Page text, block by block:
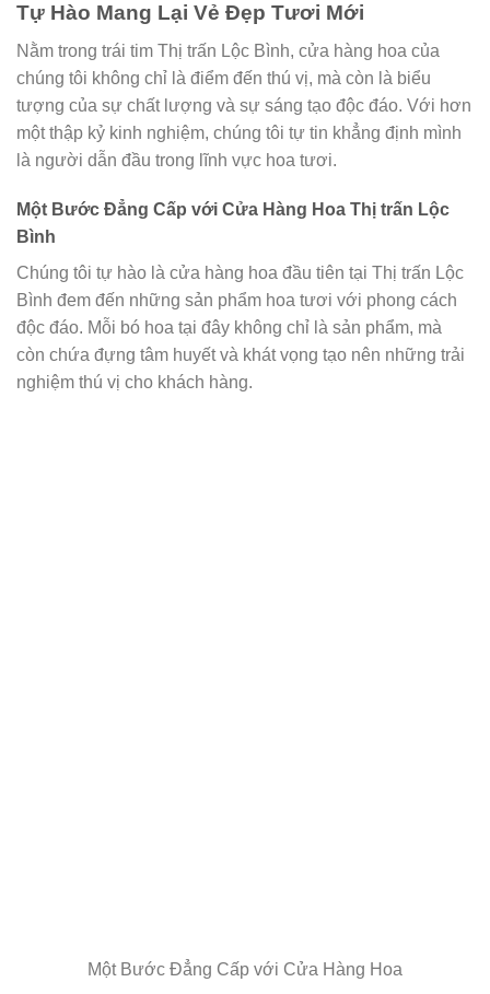
Tự Hào Mang Lại Vẻ Đẹp Tươi Mới
Nằm trong trái tim Thị trấn Lộc Bình, cửa hàng hoa của
chúng tôi không chỉ là điểm đến thú vị, mà còn là biểu
tượng của sự chất lượng và sự sáng tạo độc đáo. Với hơn
một thập kỷ kinh nghiệm, chúng tôi tự tin khẳng định mình
là người dẫn đầu trong lĩnh vực hoa tươi.
Một Bước Đẳng Cấp với Cửa Hàng Hoa Thị trấn Lộc
Bình
Chúng tôi tự hào là cửa hàng hoa đầu tiên tại Thị trấn Lộc
Bình đem đến những sản phẩm hoa tươi với phong cách
độc đáo. Mỗi bó hoa tại đây không chỉ là sản phẩm, mà
còn chứa đựng tâm huyết và khát vọng tạo nên những trải
nghiệm thú vị cho khách hàng.
Một Bước Đẳng Cấp với Cửa Hàng Hoa